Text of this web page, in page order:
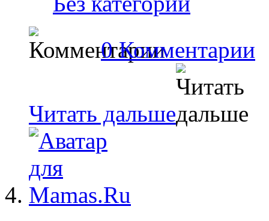
0 Комментарии
Читать дальше